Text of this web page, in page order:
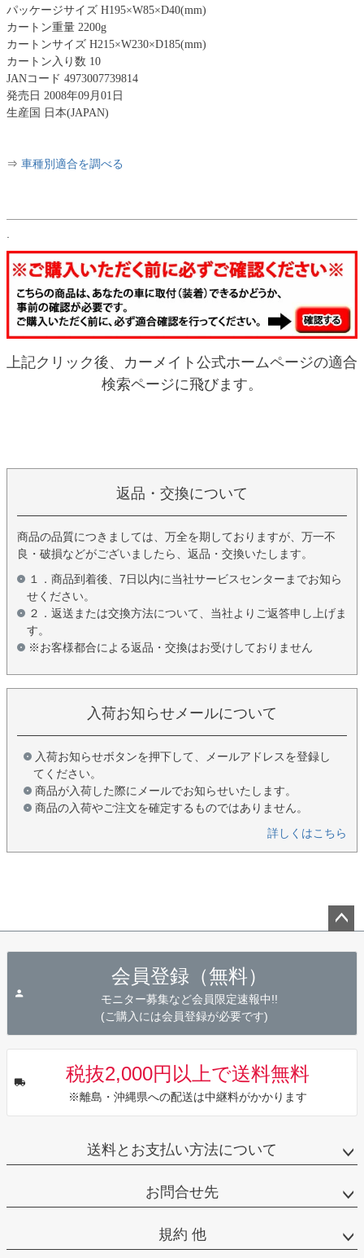
パッケージサイズ H195×W85×D40(mm)
カートン重量 2200g
カートンサイズ H215×W230×D185(mm)
カートン入り数 10
JANコード 4973007739814
発売日 2008年09月01日
生産国 日本(JAPAN)
⇒ 車種別適合を調べる
上記クリック後、カーメイト公式ホームページの適合
検索ページに飛びます。
返品・交換について
商品の品質につきましては、万全を期しておりますが、万一不
良・破損などがございましたら、返品・交換いたします。
１．商品到着後、7日以内に当社サービスセンターまでお知ら
せください。
２．返送または交換方法について、当社よりご返答申し上げま
す。
※お客様都合による返品・交換はお受けしておりません
入荷お知らせメールについて
入荷お知らせボタンを押下して、メールアドレスを登録し
てください。
商品が入荷した際にメールでお知らせいたします。
商品の入荷やご注文を確定するものではありません。
詳しくはこちら
会員登録（無料）
モニター募集など会員限定速報中!!
(ご購入には会員登録が必要です)
税抜2,000円以上で送料無料
※離島・沖縄県への配送は中継料がかかります
送料とお支払い方法について
お問合せ先
規約 他